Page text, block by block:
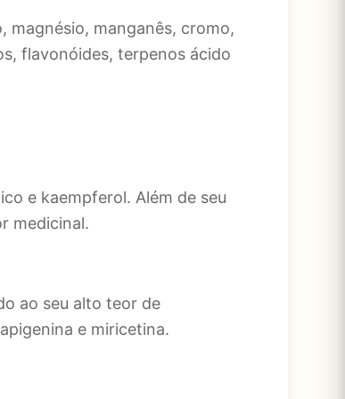
magnésio, manganês, cromo,
flavonóides, terpenos ácido
e kaempferol. Além de seu
medicinal.
ao seu alto teor de
e miricetina.